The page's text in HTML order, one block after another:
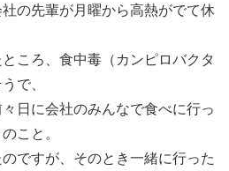
の先輩が月曜から高熱がでて休
ころ、食中毒（カンピロバクタ
で、
日に会社のみんなで食べに行っ
こと。
ですが、そのとき一緒に行った